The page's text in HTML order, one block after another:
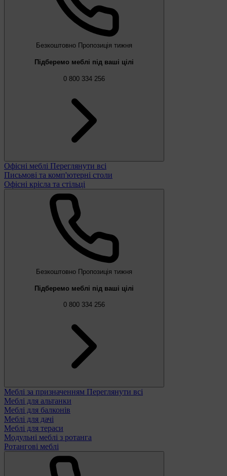
Безкоштовно Пропозиція тижня
Підберемо меблі під ваші цілі
0 800 334 256
Офісні меблі Переглянути всі
Письмові та комп'ютерні столи
Офісні крісла та стільці
Безкоштовно Пропозиція тижня
Підберемо меблі під ваші цілі
0 800 334 256
Меблі за призначенням Переглянути всі
Меблі для альтанки
Меблі для балконів
Меблі для дачі
Меблі для тераси
Модульні меблі з ротанга
Ротангові меблі